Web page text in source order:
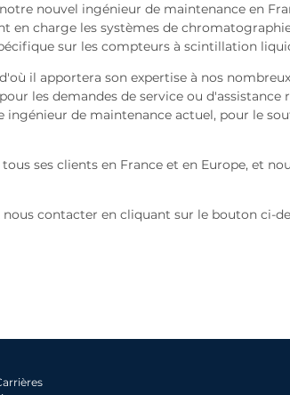
nouvel ingénieur de maintenance en
en charge les systèmes de
sur les compteurs à scintillation
il apportera son expertise à nos
les demandes de service ou d'assistance
de maintenance actuel, pour le
ses clients en France et en Europe, et
contacter en cliquant sur le bouton ci-